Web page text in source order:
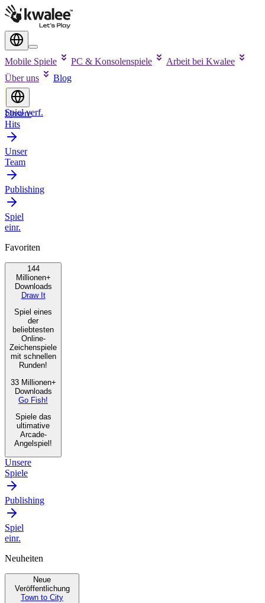
Mobile Spiele PC & Konsolenspiele
Arbeit bei Kwalee
Über uns
Blog
Spiel verf.
Unsere
Hits
Unser
Team
Publishing
Spiel
einr.
Favoriten
144
Millionen+
Downloads
Draw It
Spiel eines
der
beliebtesten
Online-
Zeichenspiele
mit schnellen
Runden!
33 Millionen+
Downloads
Go Fish!
Spiele das
ultimative
Arcade-
Angelspiel!
Unsere
Spiele
Publishing
Spiel
einr.
Neuheiten
Neue
Veröffentlichung
Town to City